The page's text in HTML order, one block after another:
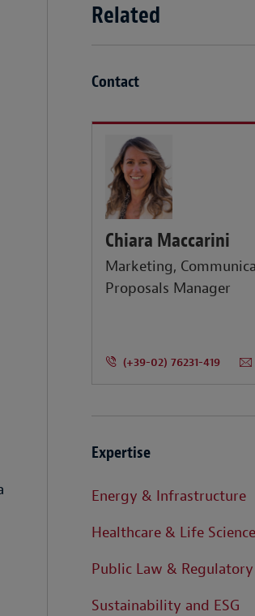
Related
Contact
Chiara Maccarini
Marketing,
Proposals Manager
(+39-02) 76231-419
Expertise
Energy & Infrastructure
Healthcare & Life
Public Law &
Sustainability and ESG